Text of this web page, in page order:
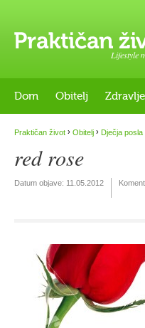
Lifestyle
Dom Obitelj Zdravlje
Praktičan život › Obitelj › Dječja posla
red rose
Datum objave: 11.05.2012